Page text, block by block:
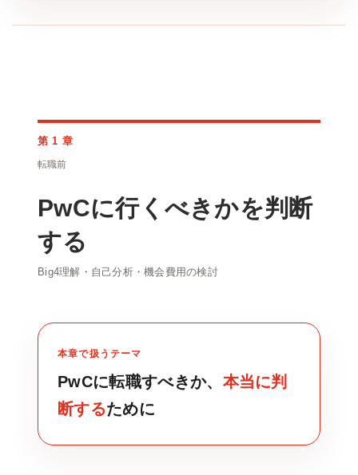
第 1 章
転職前
PwCに行くべきかを判断
する
Big4理解・自己分析・機会費用の検討
本章で扱うテーマ
PwCに転職すべきか、 本当に判
断するために